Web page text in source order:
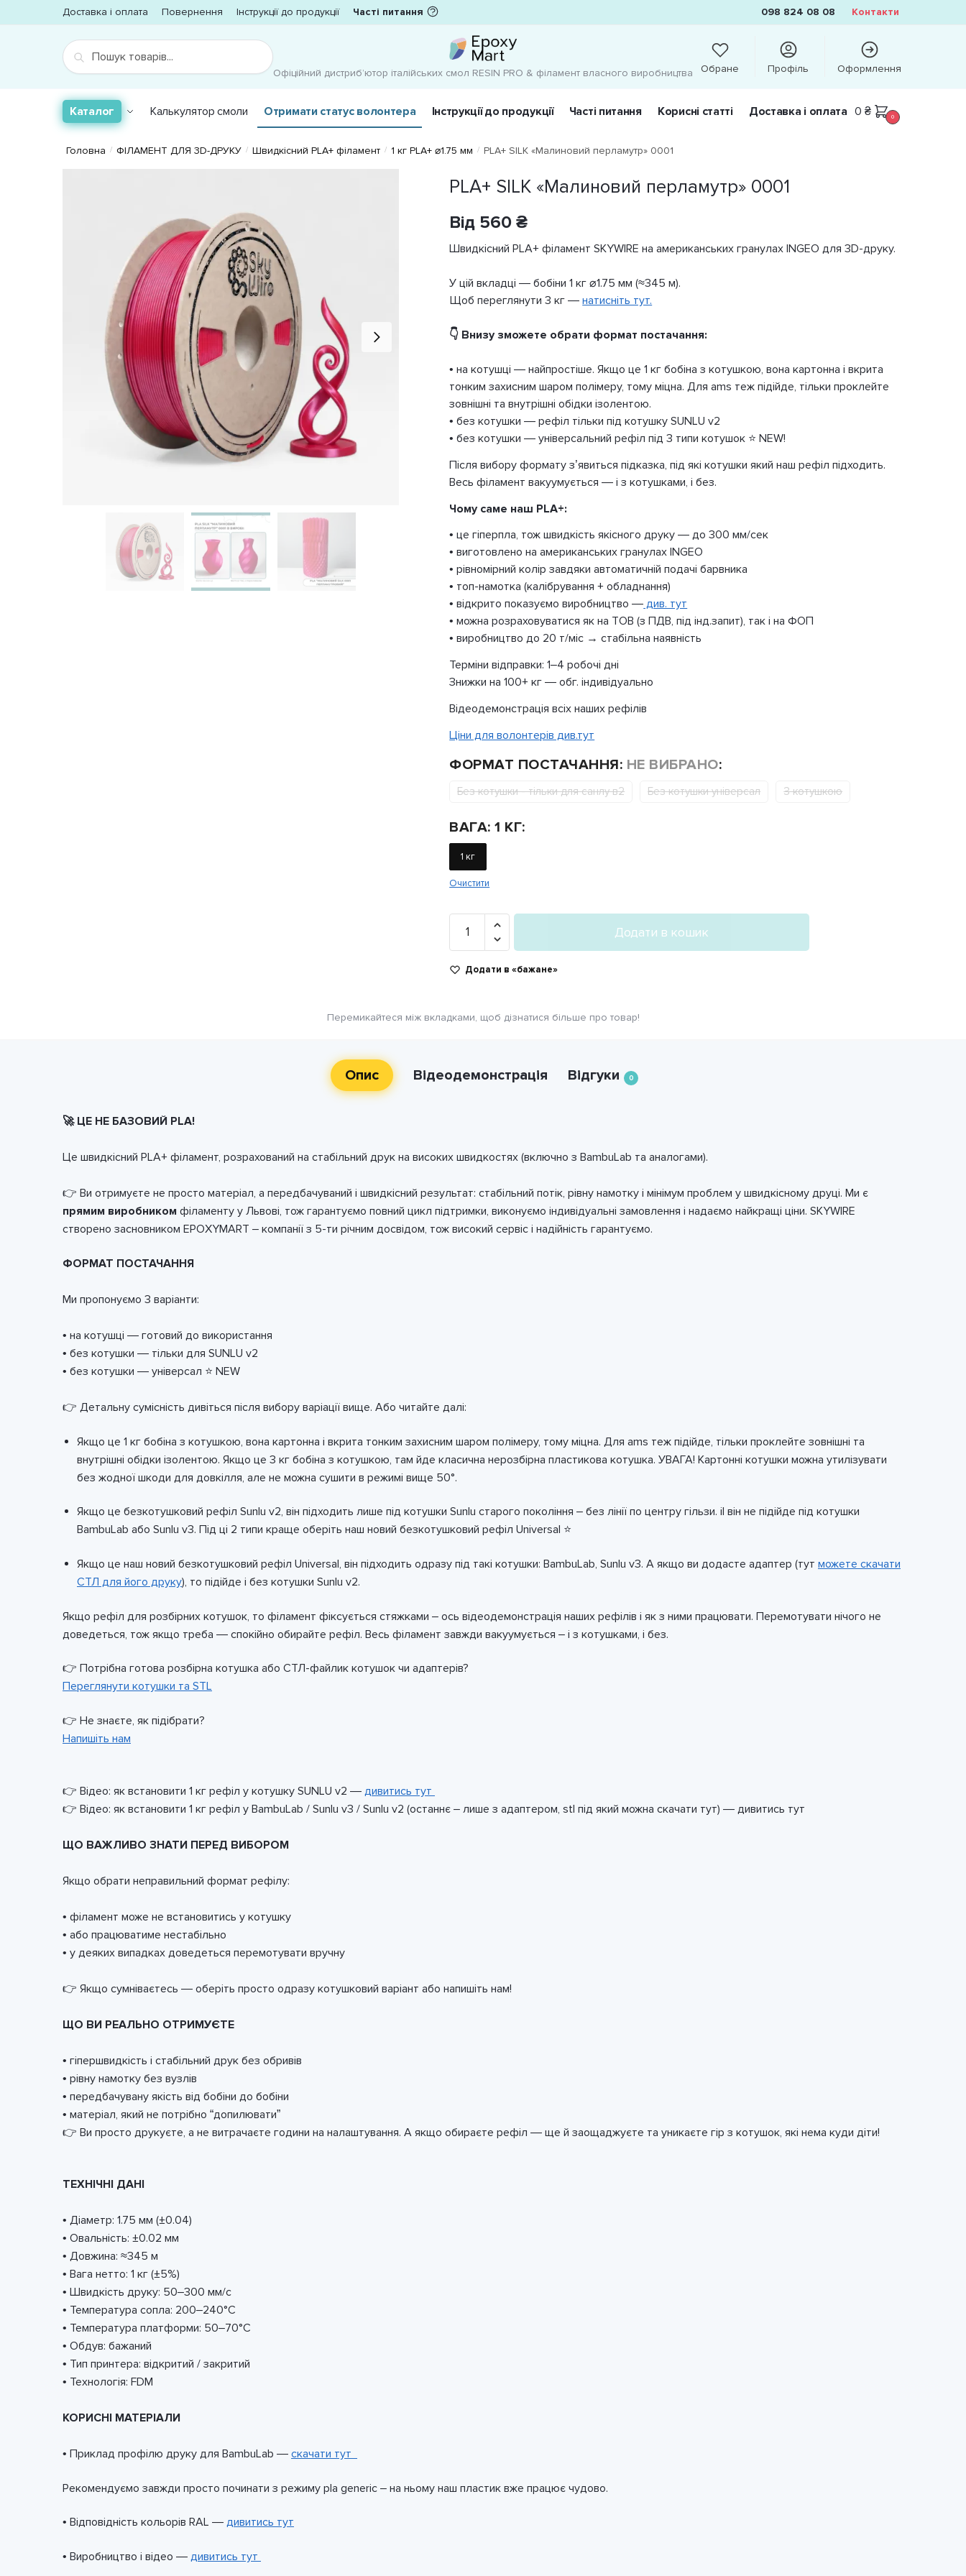
to
to
Доставка і оплата Повернення Iнструкції до продукцiї Часті питання 098 824 08 08 Контакти
Офіційний дистрибʼютор італійських смол RESIN PRO & філамент власного виробництва
Шукати:
Шукати
Обране Профіль Оформлення
Каталог Калькулятор смоли Отримати статус волонтера Інструкції до продукції Часті питання Корисні статті Доставка і оплата 0 ₴ 0
Головна / ФІЛАМЕНТ ДЛЯ 3D-ДРУКУ / Швидкісний PLA+ філамент / 1 кг PLA+ ⌀1.75 мм / PLA+ SILK «Малиновий перламутр» 0001
PLA+ SILK «Малиновий перламутр» 0001
Від 560₴
Швидкісний PLA+ філамент SKYWIRE на американських гранулах INGEO для 3D-друку.
У цій вкладці — бобіни 1 кг ⌀1.75 мм (≈345 м).
Щоб переглянути 3 кг —натисніть тут.
👇 Внизу зможете обрати формат постачання:
• на котушці — найпростіше. Якщо це 1 кг бобіна з котушкою, вона картонна і вкрита
тонким захисним шаром полімеру, тому міцна. Для ams теж підійде, тільки проклейте
зовнішні та внутрішні обідки ізолентою.
• без котушки — рефіл тільки під котушку SUNLU v2
• без котушки — універсальний рефіл під 3 типи котушок ⭐ NEW!
Після вибору формату з’явиться підказка, під які котушки який наш рефіл підходить.
Весь філамент вакуумується — і з котушками, і без.
Чому саме наш PLA+:
• це гіперпла, тож швидкість якісного друку — до 300 мм/сек
• виготовлено на американських гранулах INGEO
• рівномірний колір завдяки автоматичній подачі барвника
• топ-намотка (калібрування + обладнання)
• відкрито показуємо виробництво — див. тут
• можна розраховуватися як на ТОВ (з ПДВ, під інд.запит), так і на ФОП
• виробництво до 20 т/міс → стабільна наявність
Терміни відправки: 1–4 робочі дні
Знижки на 100+ кг — обг. індивідуально
Відеодемонстрація всіх наших рефілів
Ціни для волонтерів див.тут
ФОРМАТ ПОСТАЧАННЯ: НЕ ВИБРАНО:
Без котушки - тільки для санлу в2 Без котушки універсал З котушкою
ВАГА: 1 КГ:
1 кг
Очистити
SILK
перламутр»
Додати в кошик
Додати в «бажане»
Перемикайтеся між вкладками, щоб дізнатися більше про товар!
Опис Відеодемонстрація Відгуки 0
🚀 ЦЕ НЕ БАЗОВИЙ PLA!
Це швидкісний PLA+ філамент, розрахований на стабільний друк на високих швидкостях (включно з BambuLab та аналогами).
👉 Ви отримуєте не просто матеріал, а передбачуваний і швидкісний результат: стабільний потік, рівну намотку і мінімум проблем у швидкісному друці. Ми є
прямим виробникомфіламенту у Львові, тож гарантуємо повний цикл підтримки, виконуємо індивідуальні замовлення і надаємо найкращі ціни.SKYWIRE
створено засновником EPOXYMART – компанії з 5-ти річним досвідом, тож високий сервіс і надійність гарантуємо.
ФОРМАТ ПОСТАЧАННЯ
Ми пропонуємо 3 варіанти:
• на котушці — готовий до використання
• без котушки — тільки для SUNLU v2
• без котушки — універсал ⭐ NEW
👉 Детальну сумісність дивіться після вибору варіації вище. Або читайте далі:
Якщо це 1 кг бобіна з котушкою, вона картонна і вкрита тонким захисним шаром полімеру, тому міцна. Для ams теж підійде, тільки проклейте зовнішні та
внутрішні обідки ізолентою. Якщо це 3 кг бобіна з котушкою, там йде класична нерозбірна пластикова котушка. УВАГА! Картонні котушки можна утилізувати
без жодної шкоди для довкілля, але не можна сушити в режимі вище 50°.
Якщо це безкотушковий рефіл Sunlu v2, він підходить лише під котушки Sunlu старого покоління – без лінії по центру гільзи. іІ він не підійде під котушки
BambuLab або Sunlu v3. Під ці 2 типи краще оберіть наш новий безкотушковий рефіл Universal ⭐
Якщо це наш новий безкотушковий рефіл Universal, він підходить одразу під такі котушки: BambuLab, Sunlu v3. А якщо ви додасте адаптер (тутможете скачати
СТЛ для його друку), то підійде і без котушки Sunlu v2.
Якщо рефіл для розбірних котушок, то філамент фіксується стяжками – ось відеодемонстрація наших рефілів і як з ними працювати. Перемотувати нічого не
доведеться, тож якщо треба — спокійно обирайте рефіл. Весь філамент завжди вакуумується – і з котушками, і без.
👉 Потрібна готова розбірна котушка або СТЛ-файлик котушок чи адаптерів?
Переглянути котушки та STL
👉 Не знаєте, як підібрати?
Напишіть нам
👉 Відео: як встановити 1 кг рефіл у котушку SUNLU v2 —дивитись тут
👉 Відео: як встановити 1 кг рефіл у BambuLab / Sunlu v3 / Sunlu v2 (останнє – лише з адаптером, stl під який можна скачати тут) — дивитись тут
ЩО ВАЖЛИВО ЗНАТИ ПЕРЕД ВИБОРОМ
Якщо обрати неправильний формат рефілу:
• філамент може не встановитись у котушку
• або працюватиме нестабільно
• у деяких випадках доведеться перемотувати вручну
👉 Якщо сумніваєтесь — оберіть просто одразу котушковий варіант або напишіть нам!
ЩО ВИ РЕАЛЬНО ОТРИМУЄТЕ
• гіпершвидкість і стабільний друк без обривів
• рівну намотку без вузлів
• передбачувану якість від бобіни до бобіни
• матеріал, який не потрібно “допилювати”
👉 Ви просто друкуєте, а не витрачаєте години на налаштування. А якщо обираєте рефіл — ще й заощаджуєте та уникаєте гір з котушок, які нема куди діти!
ТЕХНІЧНІ ДАНІ
• Діаметр: 1.75 мм (±0.04)
• Овальність: ±0.02 мм
• Довжина: ≈345 м
• Вага нетто: 1 кг (±5%)
• Швидкість друку: 50–300 мм/с
• Температура сопла: 200–240°C
• Температура платформи: 50–70°C
• Обдув: бажаний
• Тип принтера: відкритий / закритий
• Технологія: FDM
КОРИСНІ МАТЕРІАЛИ
• Приклад профілю друку для BambuLab —скачати тут
Рекомендуємо завжди просто починати з режиму pla generic – на ньому наш пластик вже працює чудово.
• Відповідність кольорів RAL —дивитись тут
• Виробництво і відео —дивитись тут